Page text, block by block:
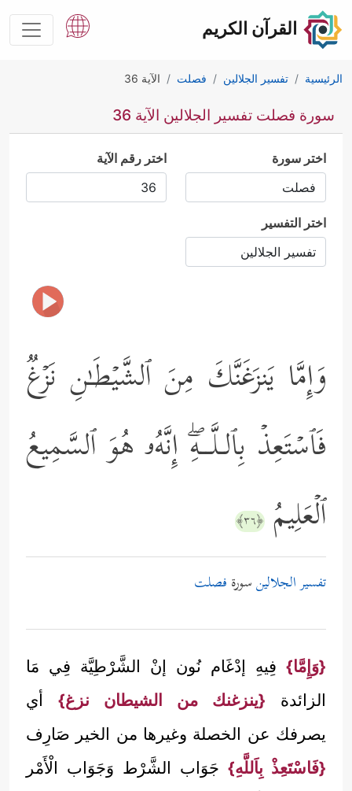
القرآن الكريم
الرئيسية تفسير الجلالين فصلت الآية 36
سورة فصلت تفسير الجلالين الآية 36
اختر سورة اختر رقم الآية
اختر التفسير
وَإِمَّا یَنزَغَنَّكَ مِنَ ٱلشَّیۡطَـٰنِ نَزۡغࣱ
فَٱسۡتَعِذۡ بِٱلـلَّــهِۖ إِنَّهُۥ هُوَ ٱلسَّمِیعُ
ٱلۡعَلِیمُ ﴿٣٦﴾
تفسير الجلالينسورة فصلت
{وَإِمَّا} فِيهِ إدْغَام نُون إنْ الشَّرْطِيَّة فِي مَا
الزائدة {ينزغنك من الشيطان نزغ} أي
يصرفك عن الخصلة وغيرها من الخير صَارِف
{فَاسْتَعِذْ بِاَللَّهِ} جَوَاب الشَّرْط وَجَوَاب الْأَمْر